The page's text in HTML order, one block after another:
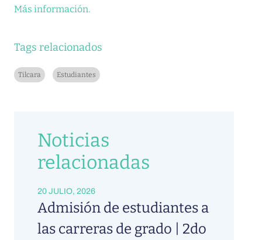
Más información.
Tags relacionados
Tilcara Estudiantes
Noticias
relacionadas
20 JULIO, 2026
Admisión de estudiantes a
las carreras de grado | 2do